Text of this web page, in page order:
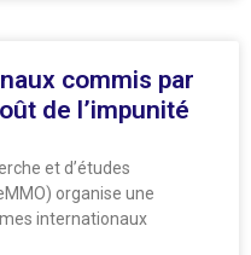
commis par
de l’impunité
et d’études
organise une
internationaux